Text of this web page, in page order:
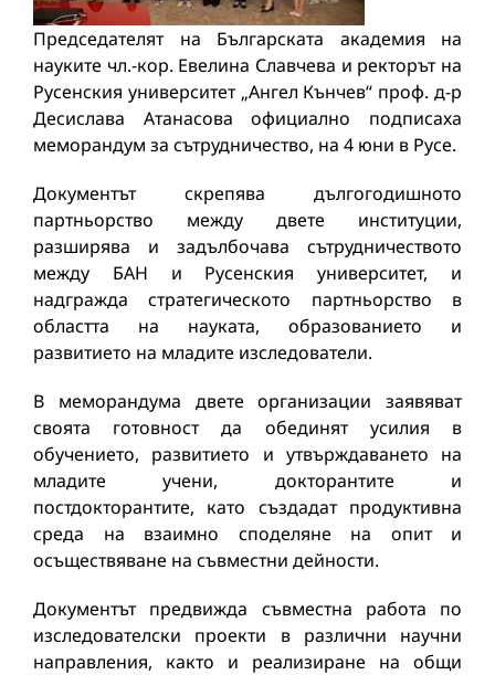
Председателят на Българската академия на
науките чл.-кор. Евелина Славчева и ректорът на
Русенския университет „Ангел Кънчев“ проф. д-р
Десислава Атанасова официално подписаха
меморандум за сътрудничество, на 4 юни в Русе.
Документът скрепява дългогодишното
партньорство между двете институции,
разширява и задълбочава сътрудничеството
между БАН и Русенския университет, и
надгражда стратегическото партньорство в
областта на науката, образованието и
развитието на младите изследователи.
В меморандума двете организации заявяват
своята готовност да обединят усилия в
обучението, развитието и утвърждаването на
младите учени, докторантите и
постдокторантите, като създадат продуктивна
среда на взаимно споделяне на опит и
осъществяване на съвместни дейности.
Документът предвижда съвместна работа по
изследователски проекти в различни научни
направления, както и реализиране на общи